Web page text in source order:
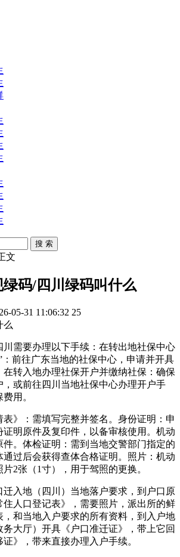
搜 索
文
绿码/四川绿码叫什么
05-31 11:06:32 25
么
川需要办理以下手续：在转出地社保中心
：前往广东当地的社保中心，申请并开具
在转入地办理社保开户并缴纳社保：确保
，或前往四川当地社保中心办理开户手
用。
表》：需填写完整并签名。身份证明：申
明原件及复印件，以备审核使用。机动
。体检证明：需到当地交警部门指定的
过后会获得查体合格证明。照片：机动
2张（1寸），用于驾照的更换。
迁入地（四川）当地落户要求，到户口原
住人口登记表》，需要照片，派出所的鲜
，和当地入户要求的所有资料，到入户地
大厅）开具《户口准迁证》，带上它回
》，带来直接办理入户手续。